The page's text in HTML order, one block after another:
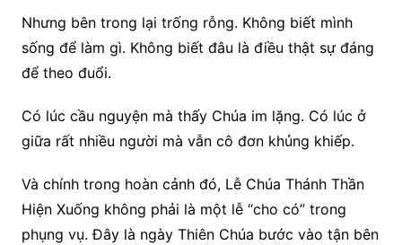
Nhưng bên trong lại trống rỗng. Không biết mình
sống để làm gì. Không biết đâu là điều thật sự đáng
để theo đuổi.
Có lúc cầu nguyện mà thấy Chúa im lặng. Có lúc ở
giữa rất nhiều người mà vẫn cô đơn khủng khiếp.
Và chính trong hoàn cảnh đó, Lễ Chúa Thánh Thần
Hiện Xuống không phải là một lễ “cho có” trong
phụng vụ. Đây là ngày Thiên Chúa bước vào tận bên